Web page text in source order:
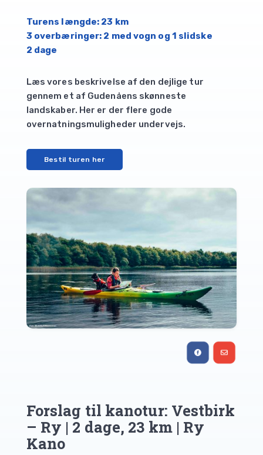
Turens længde: 23 km
3 overbæringer: 2 med vogn og 1 slidske
2 dage
Læs vores beskrivelse af den dejlige tur
gennem et af Gudenåens skønneste
landskaber. Her er der flere gode
overnatningsmuligheder undervejs.
Bestil turen her
Forslag til kanotur: Vestbirk
– Ry | 2 dage, 23 km | Ry
Kano